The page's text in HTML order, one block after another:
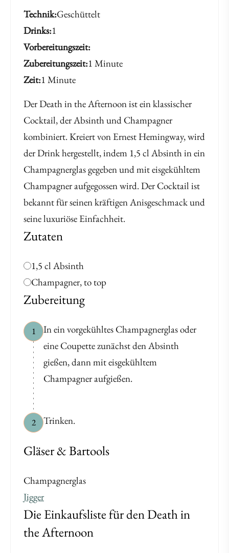
Technik Geschüttelt
Drinks 1
Vorbereitungszeit
Zubereitungszeit 1 Minute
Zeit 1 Minute
Der Death in the Afternoon ist ein klassischer
Cocktail, der Absinth und Champagner
kombiniert. Kreiert von Ernest Hemingway, wird
der Drink hergestellt, indem 1,5 cl Absinth in ein
Champagnerglas gegeben und mit eisgekühltem
Champagner aufgegossen wird. Der Cocktail ist
bekannt für seinen kräftigen Anisgeschmack und
seine luxuriöse Einfachheit.
Zutaten
1,5 cl Absinth
Champagner, to top
Zubereitung
1
In ein vorgekühltes Champagnerglas oder
eine Coupette zunächst den Absinth
gießen, dann mit eisgekühltem
Champagner aufgießen.
2 Trinken.
Gläser & Bartools
Champagnerglas
Jigger
Die Einkaufsliste für den Death in
the Afternoon